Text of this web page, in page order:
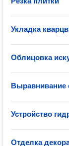
Укладка
Облицовка
Выравнивание
Устройство
Отделка